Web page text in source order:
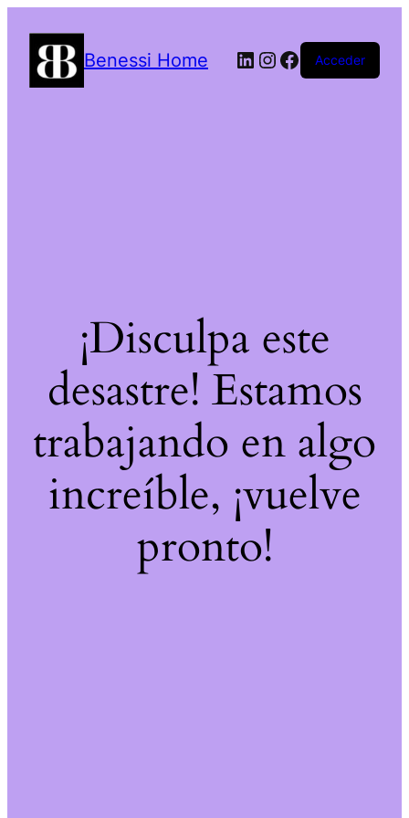
Benessi Home LinkedIn
Instagram
Facebook
Acceder
¡Disculpa este
desastre! Estamos
trabajando en algo
increíble, ¡vuelve
pronto!